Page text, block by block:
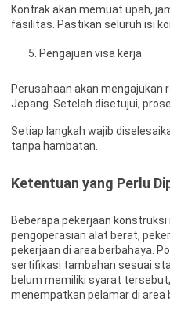
Kontrak akan memuat upah,
fasilitas. Pastikan seluruh isi
Pengajuan visa kerja
Perusahaan akan
Jepang. Setelah disetujui,
Setiap langkah wajib
tanpa hambatan.
Ketentuan yang Perlu
Beberapa pekerjaan
pengoperasian alat berat,
pekerjaan di area berbahaya.
sertifikasi tambahan sesuai
belum memiliki syarat
menempatkan pelamar di area